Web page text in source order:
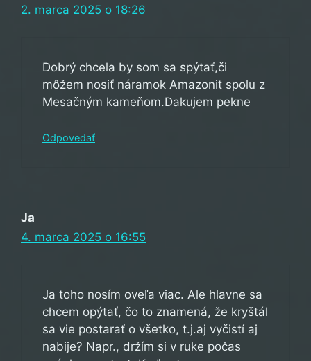
2. marca 2025 o 18:26
Dobrý chcela by som sa spýtať,či
môžem nosiť náramok Amazonit spolu z
Mesačným kameňom.Dakujem pekne
Odpovedať
Ja
4. marca 2025 o 16:55
Ja toho nosím oveľa viac. Ale hlavne sa
chcem opýtať, čo to znamená, že kryštál
sa vie postarať o všetko, t.j.aj vyčistí aj
nabije? Napr., držím si v ruke počas